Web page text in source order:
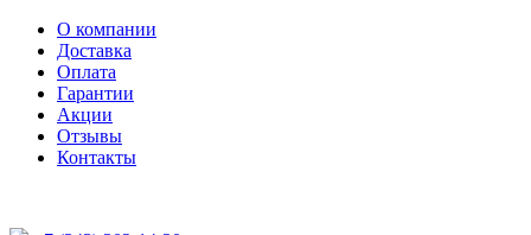
О компании
Доставка
Оплата
Гарантии
Акции
Отзывы
Контакты